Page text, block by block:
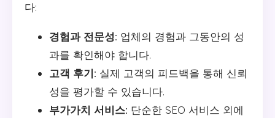
다:
경험과 전문성: 업체의 경험과 그동안의 성
과를 확인해야 합니다.
고객 후기: 실제 고객의 피드백을 통해 신뢰
성을 평가할 수 있습니다.
부가가치 서비스: 단순한 SEO 서비스 외에